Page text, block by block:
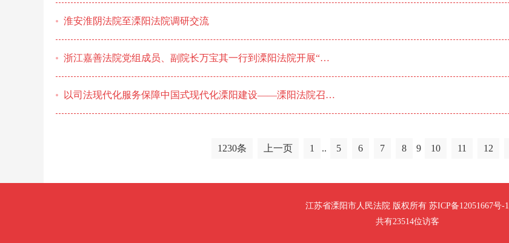
淮安淮阴法院至溧阳法院调研交流
浙江嘉善法院党组成员、副院长万宝其一行到溧阳法院开展“…
以司法现代化服务保障中国式现代化溧阳建设——溧阳法院召…
1230条 上一页 1 .. 5 6 7 8 9 10 11 12
江苏省溧阳市人民法院 版权所有 苏ICP备12051667号-1
共有23514位访客